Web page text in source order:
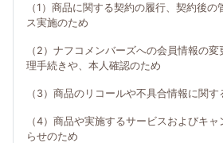
（1）商品に関する契約の履行、契約後
ス実施のため
（2）ナフコメンバーズへの会員情報の
理手続きや、本人確認のため
（3）商品のリコールや不具合情報に関
（4）商品や実施するサービスおよびキ
らせのため